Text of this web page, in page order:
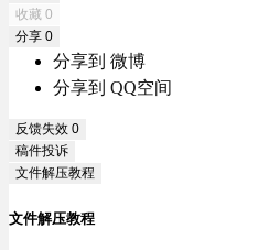
收藏 0
分享 0
分享到 微博
分享到 QQ空间
反馈失效 0
稿件投诉
文件解压教程
文件解压教程